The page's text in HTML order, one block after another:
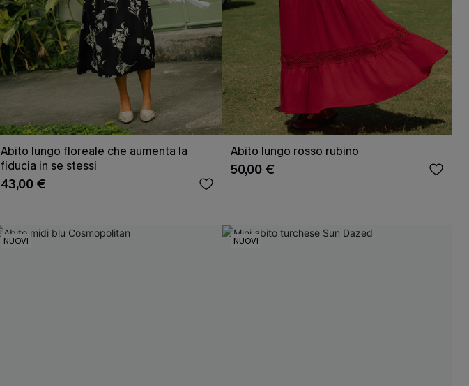
Abito lungo floreale che aumenta la
fiducia in se stessi
43,00 €
Abito lungo rosso rubino
50,00 €
NUOVI NUOVI